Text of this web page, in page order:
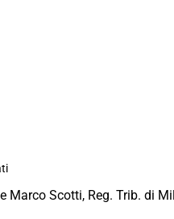
Scotti, Reg. Trib. di